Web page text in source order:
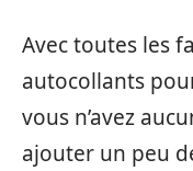
Avec toutes les
autocollants
vous n’avez
ajouter un peu